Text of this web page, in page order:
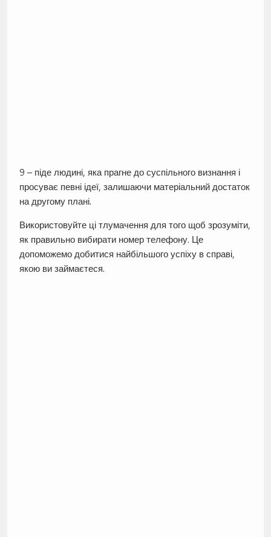
9 – піде людині, яка прагне до суспільного визнання і
просуває певні ідеї, залишаючи матеріальний достаток
на другому плані.
Використовуйте ці тлумачення для того щоб зрозуміти,
як правильно вибирати номер телефону. Це
допоможемо добитися найбільшого успіху в справі,
якою ви займаєтеся.